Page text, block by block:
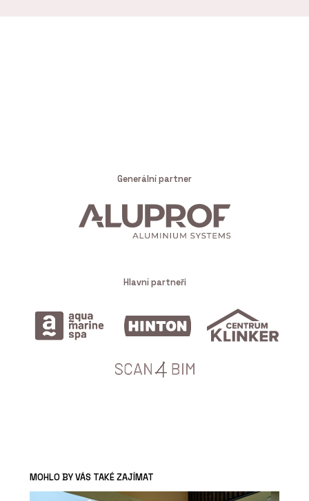
Generální partner
Hlavní partneři
MOHLO BY VÁS TAKÉ ZAJÍMAT